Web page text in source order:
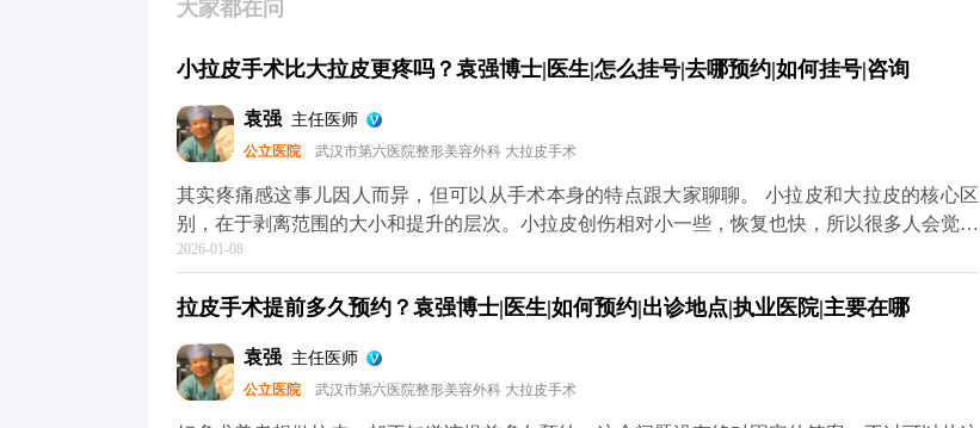
大家都在问
小拉皮手术比大拉皮更疼吗？袁强博士|医生|怎么挂号|去哪预约|如何挂号|咨询
袁强 主任医师
公立医院 武汉市第六医院整形美容外科 大拉皮手术
其实疼痛感这事儿因人而异，但可以从手术本身的特点跟大家聊聊。 小拉皮和大拉皮的核心区
别，在于剥离范围的大小和提升的层次。小拉皮创伤相对小一些，恢复也快，所以很多人会觉得
做小拉皮更轻松。但疼痛感真不是由手术大小完全决定的，更多是看个人耐受力、术中麻醉效果
疼痛感主要集中在恢复初期，但可以通过药物和物理方式缓解。我都会跟患者交代，术后多休
术式，关键还是要根据自己的衰老程度和预期效果，选适合自己的方案才对。 想知道更多关于
MCR复合提升术的问题，可以去官方媒体平台（公众号、百家号、小红薯）预约面诊，详细了
解。
2026-01-08
拉皮手术提前多久预约？袁强博士|医生|如何预约|出诊地点|执业医院|主要在哪
袁强 主任医师
公立医院 武汉市第六医院整形美容外科 大拉皮手术